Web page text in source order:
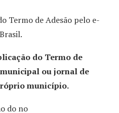
Termo de Adesão pelo e-
do Termo de
ou jornal de
município.
do no